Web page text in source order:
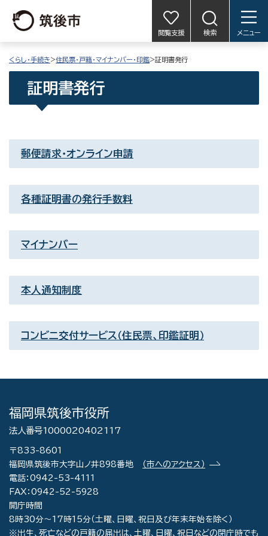
閲覧支援 検索 メニュー
くらし・手続き>住民票・戸籍・マイナンバー・印鑑>証明書発行
証明書発行
郵便請求・オンライン申請
各種証明書の発行手数料
マイナンバー
本人通知制度
コンビニ交付サービス（住民票、印鑑証明）
福岡県筑後市役所
法人番号1000020402117
〒833-8601
福岡県筑後市大字山ノ井898番地
（市へのアクセス）
電話：0942-53-4111
FAX：0942-52-5928
開庁時間
8時30分～17時15分（土曜、日曜、祝日及び年末年始を除く）
※出生、死亡などの戸籍の届出は、土曜、日曜、祝日などの閉庁時でも